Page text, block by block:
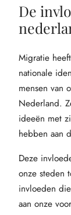
De
Migratie
nationale
mensen van
Nederland.
ideeën met
hebben aan
Deze
onze steden
invloeden
aan onze